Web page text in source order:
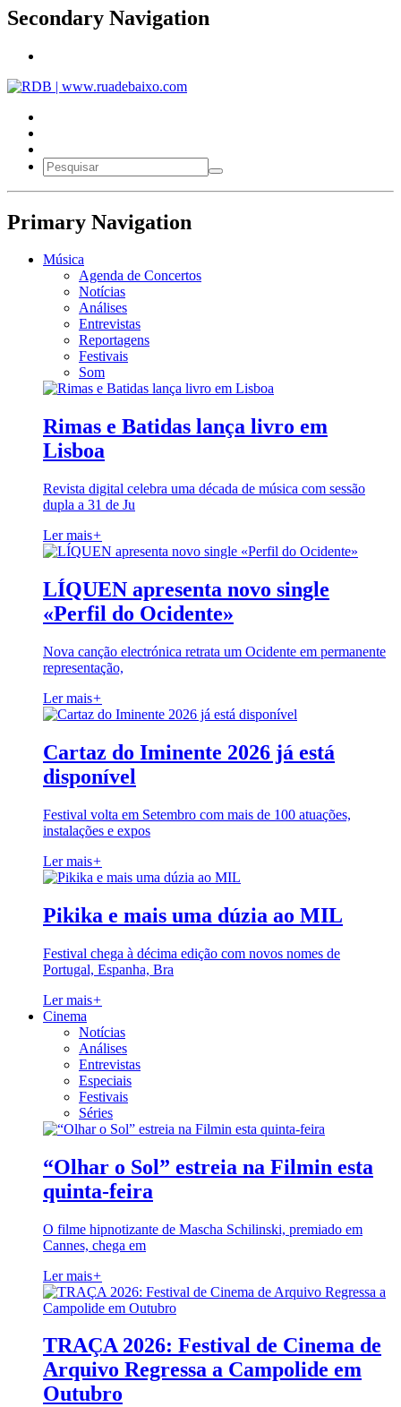
Secondary Navigation
Primary Navigation
Música
Agenda de Concertos
Notícias
Análises
Entrevistas
Reportagens
Festivais
Som
Rimas e Batidas lança livro em
Lisboa
Revista digital celebra uma década de música com sessão
dupla a 31 de Ju
Ler mais+
LÍQUEN apresenta novo single
«Perfil do Ocidente»
Nova canção electrónica retrata um Ocidente em permanente
representação,
Ler mais+
Cartaz do Iminente 2026 já está
disponível
Festival volta em Setembro com mais de 100 atuações,
instalações e expos
Ler mais+
Pikika e mais uma dúzia ao MIL
Festival chega à décima edição com novos nomes de
Portugal, Espanha, Bra
Ler mais+
Cinema
Notícias
Análises
Entrevistas
Especiais
Festivais
Séries
“Olhar o Sol” estreia na Filmin esta
quinta-feira
O filme hipnotizante de Mascha Schilinski, premiado em
Cannes, chega em
Ler mais+
TRAÇA 2026: Festival de Cinema de
Arquivo Regressa a Campolide em
Outubro